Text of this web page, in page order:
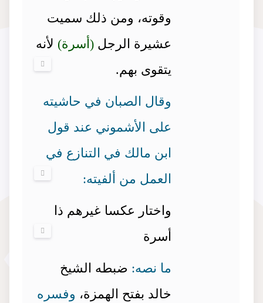
وقوته، ومن ذلك سميت
عشيرة الرجل (أسرة) لأنه
يتقوى بهم.
وقال الصبان في حاشيته
على الأشموني عند قول
ابن مالك في التنازع في
العمل من ألفيته:
واختار عكسا غيرهم ذا
أسرة
ما نصه: ضبطه الشيخ
خالد بفتح الهمزة، وفسره